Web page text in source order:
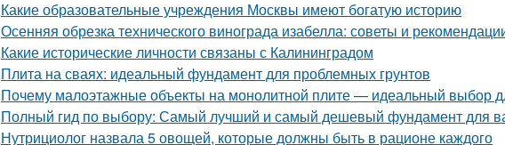
Какие образовательные учреждения Москвы имеют богатую историю
Осенняя обрезка технического винограда изабелла: советы и
Какие исторические личности связаны с Калининградом
Плита на сваях: идеальный фундамент для проблемных грунтов
Почему малоэтажные объекты на монолитной плите — идеальный выбор
Полный гид по выбору: Самый лучший и самый дешевый фундамент для
Нутрициолог назвала 5 овощей, которые должны быть в рационе каждого